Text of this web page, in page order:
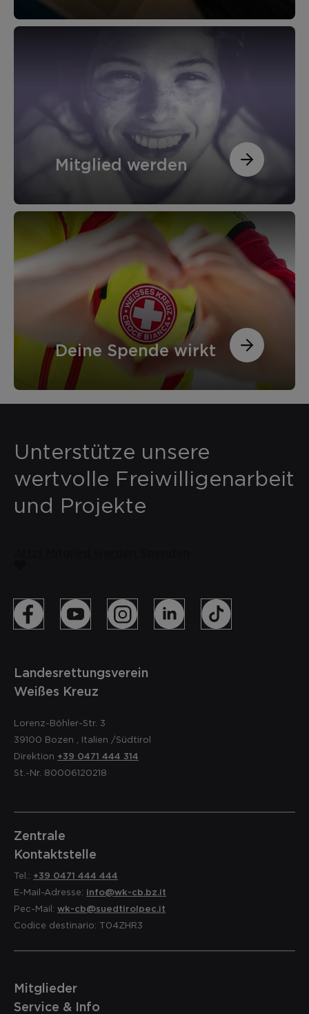
Mitglied werden
Deine Spende wirkt
Unterstütze unsere
wertvolle Freiwilligenarbeit
und Projekte
Landesrettungsverein
Weißes Kreuz
Lorenz-Böhler-Str. 3
39100 Bozen Italien /Südtirol
Direktion +39 0471 444 314
St.-Nr. 80006120218
Zentrale
Kontaktstelle
Tel.: +39 0471 444 444
E-Mail-Adresse: info@wk-cb.bz.it
Pec-Mail: wk-cb@suedtirolpec.it
Codice destinario: T04ZHR3
Mitglieder
Service & Info